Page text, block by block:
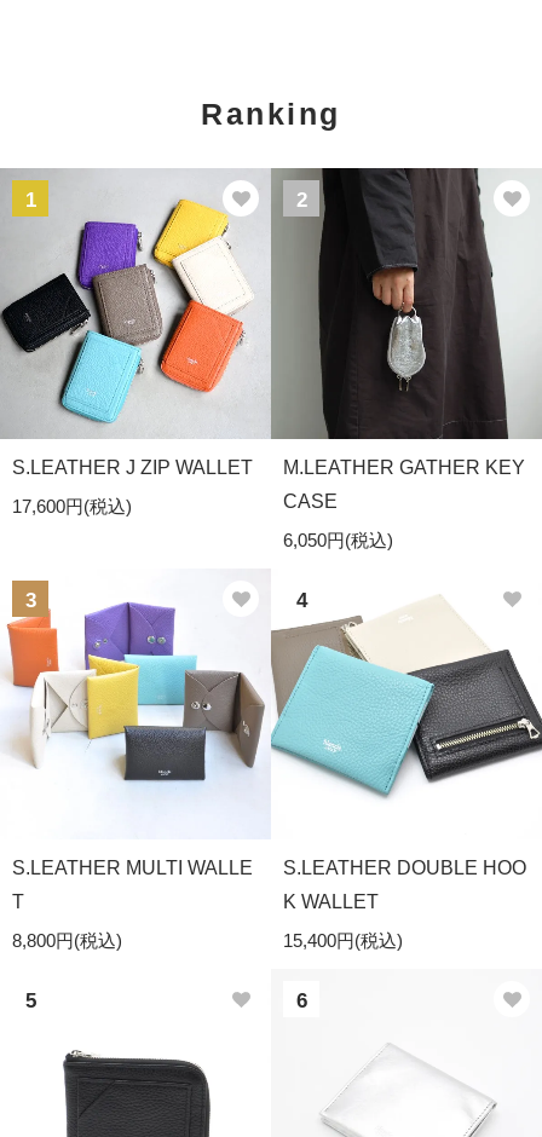
Ranking
1
S.LEATHER J ZIP WALLET
17,600円(税込)
2
M.LEATHER GATHER KEY
CASE
6,050円(税込)
3
S.LEATHER MULTI WALLE
T
8,800円(税込)
4
S.LEATHER DOUBLE HOO
K WALLET
15,400円(税込)
5 6